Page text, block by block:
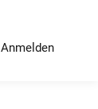
Anmelden